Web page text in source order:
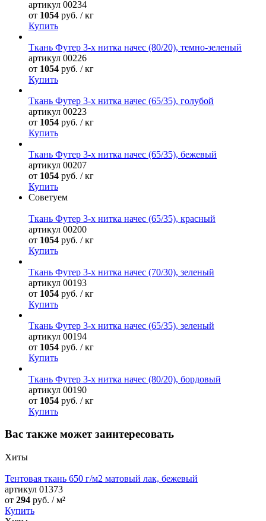
артикул 00234
от 1054 руб. / кг
Купить
Ткань Футер 3-х нитка начес (80/20), темно-зеленый
артикул 00226
от 1054 руб. / кг
Купить
Ткань Футер 3-х нитка начес (65/35), голубой
артикул 00223
от 1054 руб. / кг
Купить
Ткань Футер 3-х нитка начес (65/35), бежевый
артикул 00207
от 1054 руб. / кг
Купить
Советуем
Ткань Футер 3-х нитка начес (65/35), красный
артикул 00200
от 1054 руб. / кг
Купить
Ткань Футер 3-х нитка начес (70/30), зеленый
артикул 00193
от 1054 руб. / кг
Купить
Ткань Футер 3-х нитка начес (65/35), зеленый
артикул 00194
от 1054 руб. / кг
Купить
Ткань Футер 3-х нитка начес (80/20), бордовый
артикул 00190
от 1054 руб. / кг
Купить
Вас также может заинтересовать
Хиты
Тентовая ткань 650 г/м2 матовый лак, бежевый
артикул 01373
от 294 руб. / м²
Купить